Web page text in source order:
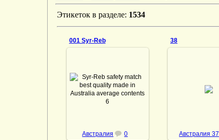
Этикеток в разделе: 1534
001 Syr-Reb
Syr-Reb safety match best
quality made in Australia
average contents 60
Австралия 0
38
Австралия 37